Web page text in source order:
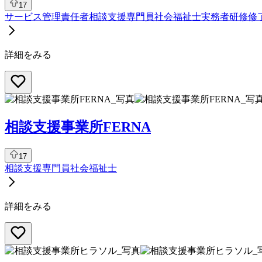
17
サービス管理責任者相談支援専門員社会福祉士実務者研修修
詳細をみる
相談支援事業所FERNA
17
相談支援専門員社会福祉士
詳細をみる